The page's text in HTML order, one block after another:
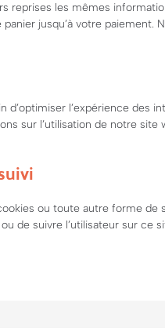
reprises les mêmes
jusqu’à votre paiement.
d’optimiser l’expérience des
sur l’utilisation de notre
ou toute autre forme de
de suivre l’utilisateur sur